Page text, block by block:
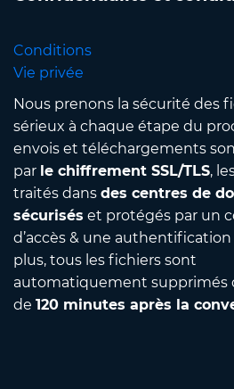
Conditions
Vie privée
Nous prenons la sécurité des
sérieux à chaque étape du
envois et téléchargements
par le chiffrement SSL/TLS,
traités dans des centres de
sécurisés et protégés par un
d’accès & une
plus, tous les fichiers sont
automatiquement supprimés
de 120 minutes après la